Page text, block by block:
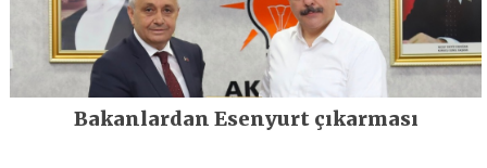
Bakanlardan Esenyurt çıkarması